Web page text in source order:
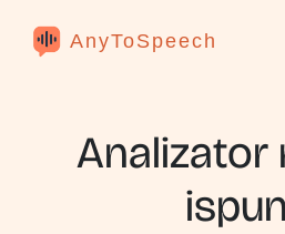
AnyToSpeech
Analizator